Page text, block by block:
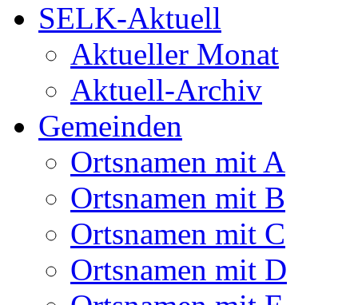
SELK-Aktuell
Aktueller Monat
Aktuell-Archiv
Gemeinden
Ortsnamen mit A
Ortsnamen mit B
Ortsnamen mit C
Ortsnamen mit D